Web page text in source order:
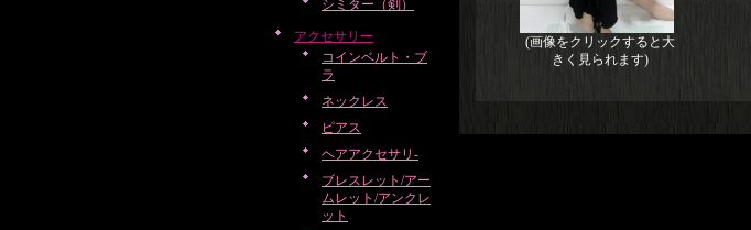
シミター（剣）
アクセサリー
コインベルト・ブ
ラ
ネックレス
ピアス
ヘアアクセサリ-
ブレスレット/アー
ムレット/アンクレ
ット
(画像をクリックすると大
きく見られます)